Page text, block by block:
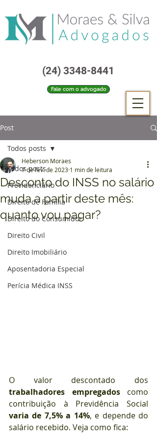
Fale com o advogado
(24) 3348-8441
Post
Todos posts
Previdenciário
Direito de Família
Direito do Consumidor
Direito Civil
Direito Imobiliário
Aposentadoria Especial
Perícia Médica INSS
Todos posts
Desconto do INSS no salário
muda a partir deste mês:
quanto vou pagar?
Heberson Moraes
7 de fev. de 2023 1 min de leitura
trabalhadores empregados como
varia de 7,5% a 14%, e depende do
salário recebido. Veja como fica: